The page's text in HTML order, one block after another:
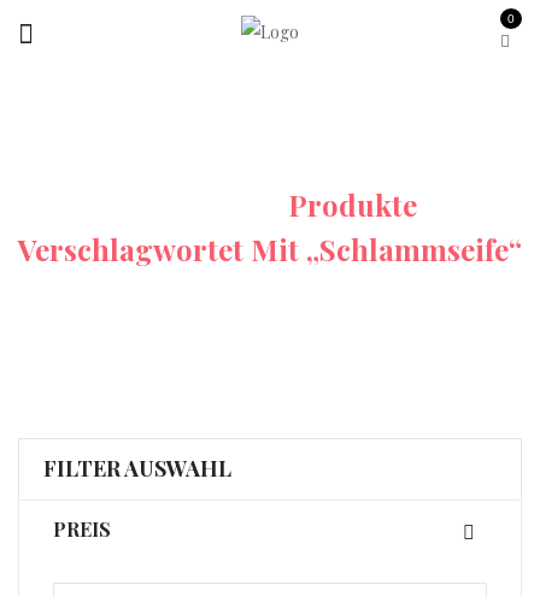
0
Produkte
Verschlagwortet Mit „Schlammseife“
FILTER AUSWAHL
PREIS